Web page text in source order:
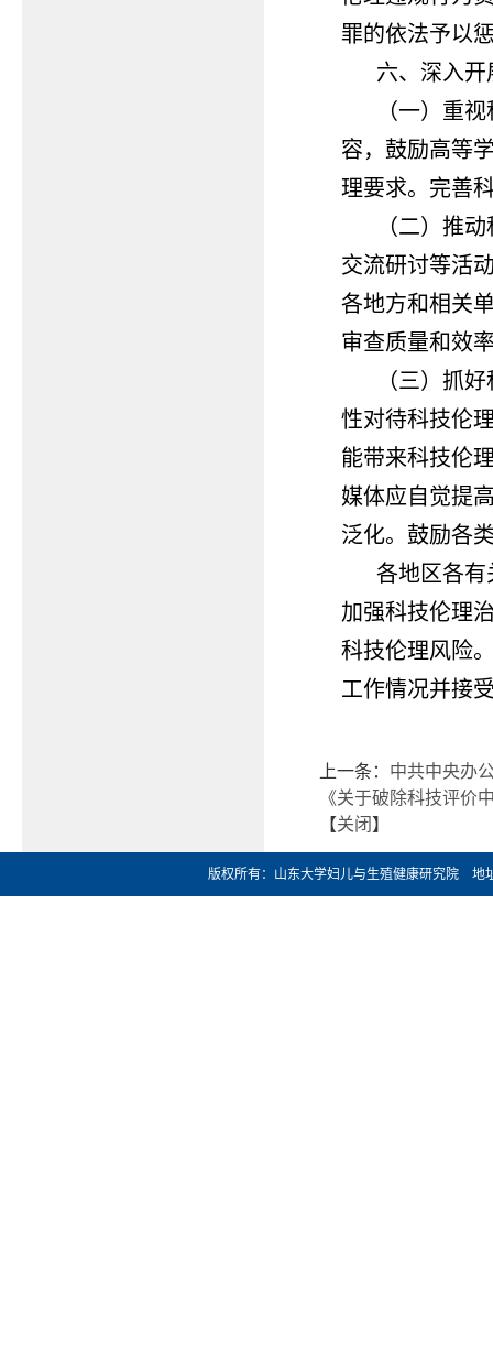
罪的依法予以
六、深入
（一）重
容，鼓励高等
理要求。完善
（二）推
交流研讨等活
各地方和相关
审查质量和效
（三）抓
性对待科技伦
能带来科技伦
媒体应自觉提
泛化。鼓励各
各地区各有
加强科技伦理
科技伦理风险
工作情况并接
上一条： 中共中央办
《关于破除科技评价
【关闭 】
版权所有：山东大学妇儿与生殖健康研究院 地